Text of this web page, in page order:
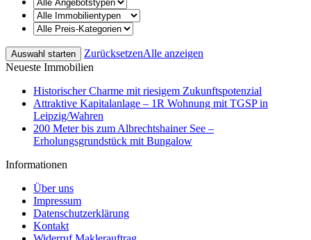
ZurücksetzenAlle anzeigen
Neueste Immobilien
Historischer Charme mit riesigem Zukunftspotenzial
Attraktive Kapitalanlage – 1R Wohnung mit TGSP in
Leipzig/Wahren
200 Meter bis zum Albrechtshainer See –
Erholungsgrundstück mit Bungalow
Informationen
Über uns
Impressum
Datenschutzerklärung
Kontakt